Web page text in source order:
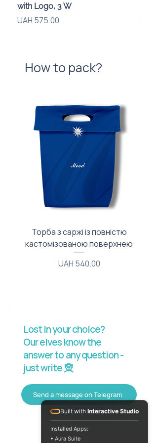
with Logo, 3 W
Price
UAH 575.00 Price
UAH
How to pack?
Торба з саржі із повністю
кастомізованою поверхнею
Price
UAH 540.00
Lost in your choice?
Our elves know the
answer to any question -
just write 🧝
Send a message on Telegram
Built with Interactive Studio
Installed Apps:
• Aura Suite